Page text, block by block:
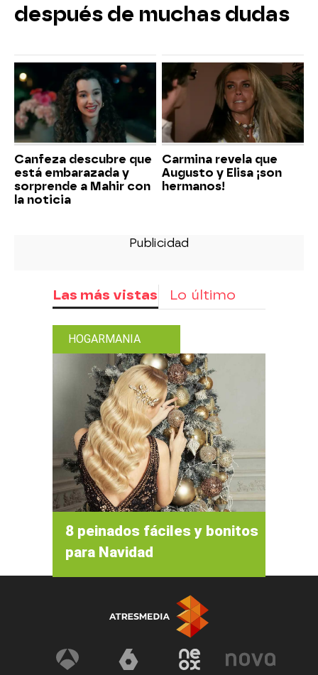
después de muchas dudas
Canfeza descubre que
está embarazada y
sorprende a Mahir con
la noticia
Carmina revela que
Augusto y Elisa ¡son
hermanos!
Las más vistas Lo último
HOGARMANIA
8 peinados fáciles y bonitos
para Navidad